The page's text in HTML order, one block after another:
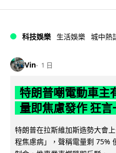
科技娛樂 生活娛樂 城中熱
Vin 1 日
特朗普嘲電動車主
量即焦慮發作 狂
特朗普在拉斯維加斯造勢大會
程焦慮病」，聲稱電量剩 75%